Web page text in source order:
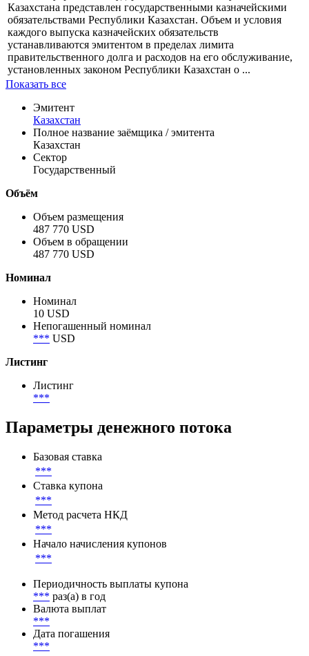
Казахстана представлен государственными казначейскими
обязательствами Республики Казахстан. Объем и условия
каждого выпуска казначейских обязательств
устанавливаются эмитентом в пределах лимита
правительственного долга и расходов на его обслуживание,
установленных законом Республики Казахстан о ...
Показать все
Эмитент
Казахстан
Полное название заёмщика / эмитента
Казахстан
Сектор
Государственный
Объём
Объем размещения
487 770 USD
Объем в обращении
487 770 USD
Номинал
Номинал
10 USD
Непогашенный номинал
*** USD
Листинг
Листинг
***
Параметры денежного потока
Базовая ставка
***
Ставка купона
***
Метод расчета НКД
***
Начало начисления купонов
***
Периодичность выплаты купона
*** раз(а) в год
Валюта выплат
***
Дата погашения
***